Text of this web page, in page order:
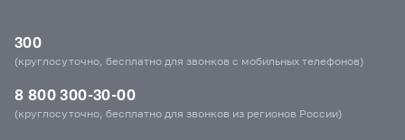
300
(круглосуточно, бесплатно для звонков с мобильных телефонов)
8 800 300-30-00
(круглосуточно, бесплатно для звонков из регионов России)